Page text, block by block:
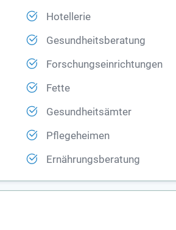
Hotellerie
Gesundheitsberatung
Forschungseinrichtungen
Fette
Gesundheitsämter
Pflegeheimen
Ernährungsberatung